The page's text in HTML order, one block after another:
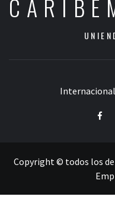
Internacional
Copyright © todos los